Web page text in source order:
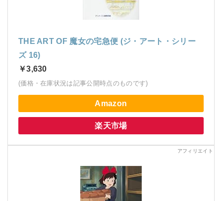
THE ART OF 魔女の宅急便 (ジ・アート・シリー
ズ 16)
￥3,630
(価格・在庫状況は記事公開時点のものです)
Amazon
楽天市場